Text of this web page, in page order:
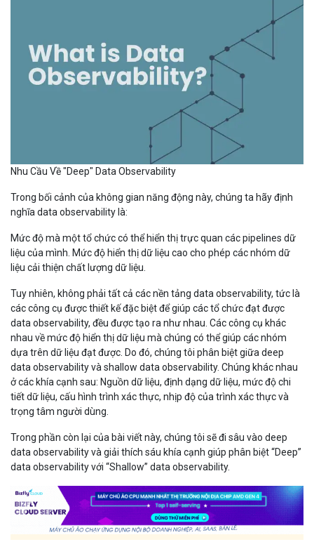
Nhu Cầu Về "Deep" Data Observability
Trong bối cảnh của không gian năng động này, chúng ta hãy định
nghĩa data observability là:
Mức độ mà một tổ chức có thể hiển thị trực quan các pipelines dữ
liệu của mình. Mức độ hiển thị dữ liệu cao cho phép các nhóm dữ
liệu cải thiện chất lượng dữ liệu.
Tuy nhiên, không phải tất cả các nền tảng data observability, tức là
các công cụ được thiết kế đặc biệt để giúp các tổ chức đạt được
data observability, đều được tạo ra như nhau. Các công cụ khác
nhau về mức độ hiển thị dữ liệu mà chúng có thể giúp các nhóm
dựa trên dữ liệu đạt được. Do đó, chúng tôi phân biệt giữa deep
data observability và shallow data observability. Chúng khác nhau
ở các khía cạnh sau: Nguồn dữ liệu, định dạng dữ liệu, mức độ chi
tiết dữ liệu, cấu hình trình xác thực, nhịp độ của trình xác thực và
trọng tâm người dùng.
Trong phần còn lại của bài viết này, chúng tôi sẽ đi sâu vào deep
data observability và giải thích sáu khía cạnh giúp phân biệt “Deep”
data observability với “Shallow” data observability.